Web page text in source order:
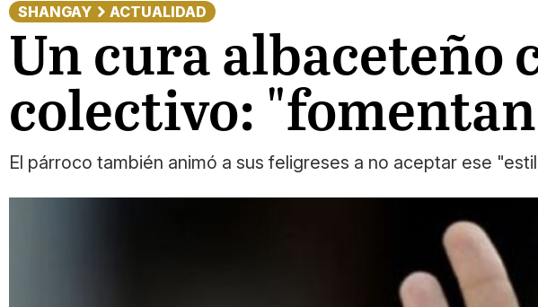
SHANGAY ACTUALIDAD
Un cura albaceteño
colectivo:
El párroco también animó a sus feligreses a no aceptar ese